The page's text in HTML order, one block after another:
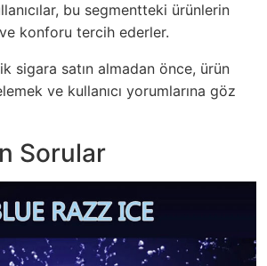
bu segmentteki ürünlerin
konforu tercih ederler.
sigara satın almadan önce, ürün
ve kullanıcı yorumlarına göz
Sorular